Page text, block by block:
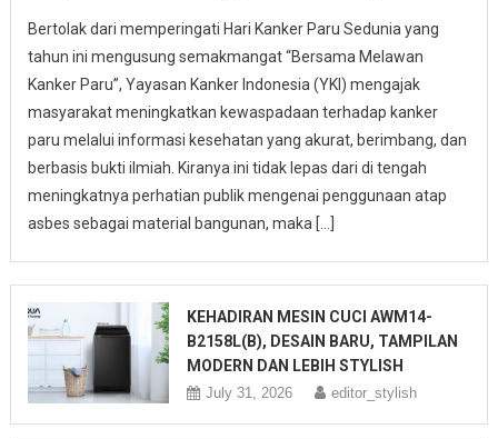
Bertolak dari memperingati Hari Kanker Paru Sedunia yang
tahun ini mengusung semakmangat “Bersama Melawan
Kanker Paru”, Yayasan Kanker Indonesia (YKI) mengajak
masyarakat meningkatkan kewaspadaan terhadap kanker
paru melalui informasi kesehatan yang akurat, berimbang, dan
berbasis bukti ilmiah. Kiranya ini tidak lepas dari di tengah
meningkatnya perhatian publik mengenai penggunaan atap
asbes sebagai material bangunan, maka […]
KEHADIRAN MESIN CUCI AWM14-
B2158L(B), DESAIN BARU, TAMPILAN
MODERN DAN LEBIH STYLISH
July 31, 2026 editor_stylish